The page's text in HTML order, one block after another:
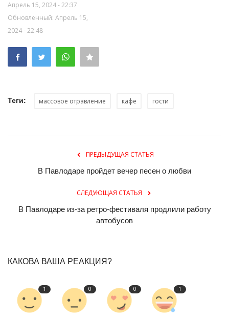
Апрель 15, 2024 - 22:37
Обновленный: Апрель 15,
2024 - 22:48
Теги: массовое отравление кафе гости
ПРЕДЫДУЩАЯ СТАТЬЯ
В Павлодаре пройдет вечер песен о любви
СЛЕДУЮЩАЯ СТАТЬЯ
В Павлодаре из-за ретро-фестиваля продлили работу
автобусов
КАКОВА ВАША РЕАКЦИЯ?
1 0 0 1